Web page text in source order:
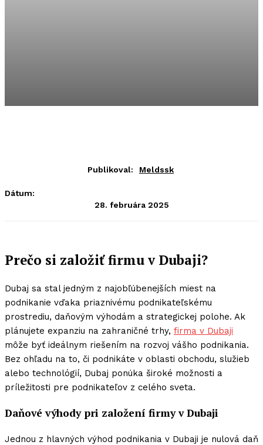
Publikoval: Meldssk
Dátum:
28. februára 2025
Prečo si založiť firmu v Dubaji?
Dubaj sa stal jedným z najobľúbenejších miest na
podnikanie vďaka priaznivému podnikateľskému
prostrediu, daňovým výhodám a strategickej polohe. Ak
plánujete expanziu na zahraničné trhy, firma v Dubaji
môže byť ideálnym riešením na rozvoj vášho podnikania.
Bez ohľadu na to, či podnikáte v oblasti obchodu, služieb
alebo technológií, Dubaj ponúka široké možnosti a
príležitosti pre podnikateľov z celého sveta.
Daňové výhody pri založení firmy v Dubaji
Jednou z hlavných výhod podnikania v Dubaji je nulová daň